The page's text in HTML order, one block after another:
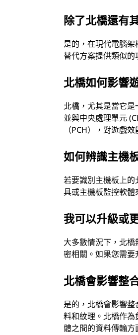
除了北橋還有
是的，在現代電腦
替代方案提供類似的
北橋如何影響
北橋，尤其是當它
並與中央處理單元
（PCH），對遊戲
如何辨識主機
若要識別主機板上
具或主機板監控軟體
我可以升級或
大多數情況下，北
密相關。如果您需要
北橋會影響整
是的，北橋會影響
料和紋理。北橋作
體之間的資料傳輸方